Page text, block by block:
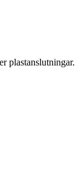
plastanslutningar.